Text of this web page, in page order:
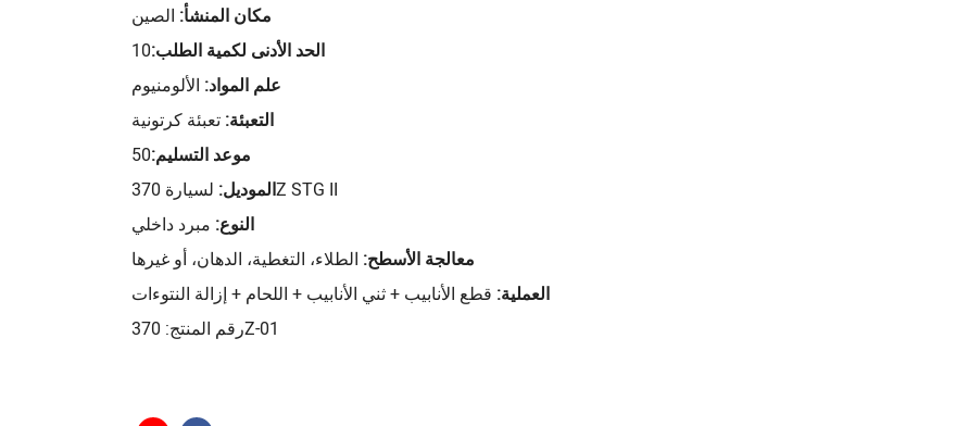
مكان المنشأ: الصين
الحد الأدنى لكمية الطلب:10
علم المواد: الألومنيوم
التعبئة: تعبئة كرتونية
موعد التسليم:50
الموديل:لسيارة 370Z STG II
النوع: مبرد داخلي
معالجة الأسطح: الطلاء، التغطية، الدهان، أو غيرها
العملية: قطع الأنابيب + ثني الأنابيب + اللحام + إزالة النتوءات
رقم المنتج: 370Z-01